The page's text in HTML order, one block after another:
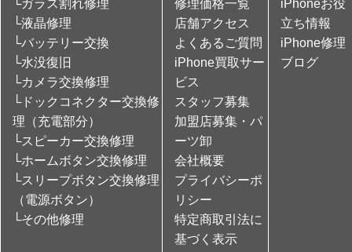
└ガラス割れ修理
└液晶修理
└バッテリー交換
└水没復旧
└カメラ交換修理
└ドックコネクター交換修
理（充電部分）
└スピーカー交換修理
└ホームボタン交換修理
└スリープボタン交換修理
（電源ボタン）
└その他修理
修理価格一覧
店舗アクセス
よくあるご質問
iPhone買取サー
ビス
スタッフ募集
加盟店募集・パ
ーツ卸
会社概要
プライバシーポ
リシー
特定商取引法に
基づく表示
iPhoneお役
立ち情報
iPhone修理
ブログ